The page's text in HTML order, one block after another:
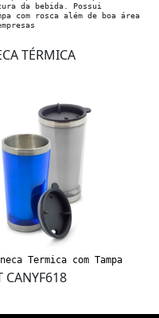
da bebida. Possui
com rosca além de boa área
TÉRMICA
Termica com Tampa
CANYF618